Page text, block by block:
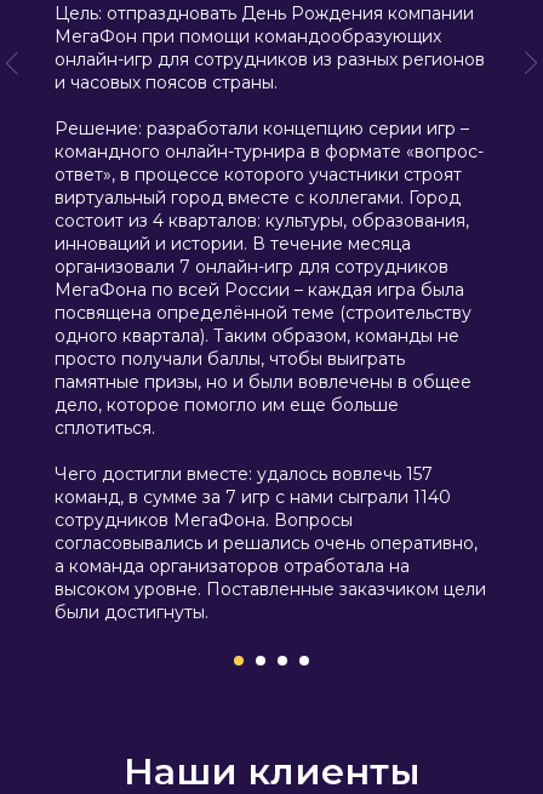
Цель: отпраздновать День Рождения компании
МегаФон при помощи командообразующих
онлайн-игр для сотрудников из разных регионов
и часовых поясов страны.
Решение: разработали концепцию серии игр –
командного онлайн-турнира в формате «вопрос-
ответ», в процессе которого участники строят
виртуальный город вместе с коллегами. Город
состоит из 4 кварталов: культуры, образования,
инноваций и истории. В течение месяца
организовали 7 онлайн-игр для сотрудников
МегаФона по всей России – каждая игра была
посвящена определённой теме (строительству
одного квартала). Таким образом, команды не
просто получали баллы, чтобы выиграть
памятные призы, но и были вовлечены в общее
дело, которое помогло им еще больше
сплотиться.
Чего достигли вместе: удалось вовлечь 157
команд, в сумме за 7 игр с нами сыграли 1140
сотрудников МегаФона. Вопросы
согласовывались и решались очень оперативно,
а команда организаторов отработала на
высоком уровне. Поставленные заказчиком цели
были достигнуты.
Наши клиенты